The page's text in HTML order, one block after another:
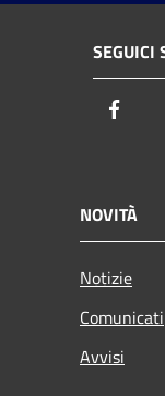
SEGUICI
NOVITÀ
Notizie
Comunicati
Avvisi